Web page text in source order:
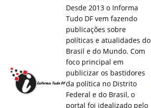
Desde 2013 o Informa
Tudo DF vem fazendo
publicações sobre
políticas e atualidades do
Brasil e do Mundo. Com
foco principal em
publicizar os bastidores
da política no Distrito
Federal e do Brasil, o
portal foi idealizado pelo